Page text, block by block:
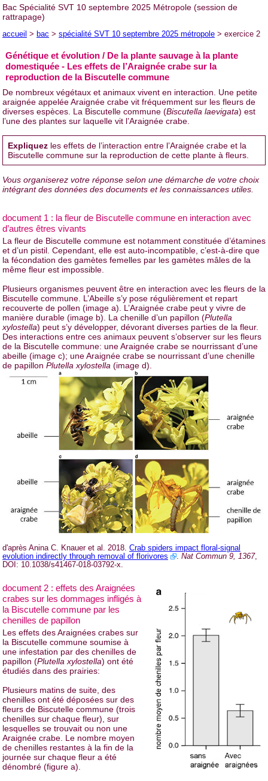
Bac Spécialité SVT 10 septembre 2025 Métropole (session de
rattrapage)
accueil > bac > spécialité SVT 10 septembre 2025 métropole > exercice 2
Génétique et évolution / De la plante sauvage à la plante
domestiquée - Les effets de l’Araignée crabe sur la
reproduction de la Biscutelle commune
De nombreux végétaux et animaux vivent en interaction. Une petite
araignée appelée Araignée crabe vit fréquemment sur les fleurs de
diverses espèces. La Biscutelle commune (Biscutella laevigata) est
l’une des plantes sur laquelle vit l’Araignée crabe.
Expliquez les effets de l’interaction entre l’Araignée crabe et la
Biscutelle commune sur la reproduction de cette plante à fleurs.
Vous organiserez votre réponse selon une démarche de votre choix
intégrant des données des documents et les connaissances utiles.
document 1 : la fleur de Biscutelle commune en interaction avec
d’autres êtres vivants
La fleur de Biscutelle commune est notamment constituée d’étamines
et d’un pistil. Cependant, elle est auto-incompatible, c’est-à-dire que
la fécondation des gamètes femelles par les gamètes mâles de la
même fleur est impossible.
Plusieurs organismes peuvent être en interaction avec les fleurs de la
Biscutelle commune. L’Abeille s’y pose régulièrement et repart
recouverte de pollen (image a). L’Araignée crabe peut y vivre de
manière durable (image b). La chenille d’un papillon (Plutella
xylostella) peut s’y développer, dévorant diverses parties de la fleur.
Des interactions entre ces animaux peuvent s’observer sur les fleurs
de la Biscutelle commune: une Araignée crabe se nourrissant d’une
abeille (image c); une Araignée crabe se nourrissant d’une chenille
de papillon Plutella xylostella (image d).
d'après Anina C. Knauer et al. 2018. Crab spiders impact floral-signal
evolution indirectly through removal of florivores
Nat Commun 9, 1367,
DOI: 10.1038/s41467-018-03792-x.
document 2 : effets des Araignées
crabes sur les dommages infligés à
la Biscutelle commune par les
chenilles de papillon
Les effets des Araignées crabes sur
la Biscutelle commune soumise à
une infestation par des chenilles de
papillon (Plutella xylostella) ont été
étudiés dans des prairies:
Plusieurs matins de suite, des
chenilles ont été déposées sur des
fleurs de Biscutelle commune (trois
chenilles sur chaque fleur), sur
lesquelles se trouvait ou non une
Araignée crabe. Le nombre moyen
de chenilles restantes à la fin de la
journée sur chaque fleur a été
dénombré (figure a).